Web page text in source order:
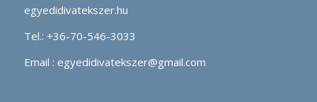
egyedidivatekszer.hu
Tel.: +36-70-546-3033
Email : egyedidivatekszer@gmail.com